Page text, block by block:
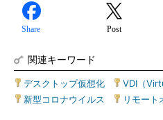
Share Post
関連キーワード
デスクトップ仮想化 VDI（
新型コロナウイルス
リモート